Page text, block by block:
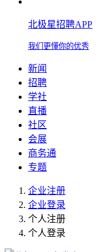
北极星招聘APP
我们更懂你的优秀
新闻
招聘
学社
直播
社区
会展
商务通
专题
企业注册
企业登录
个人注册
个人登录